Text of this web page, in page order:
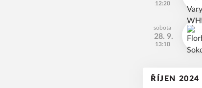
12:20
sobota
28. 9.
13:10
ŘÍJEN 2024